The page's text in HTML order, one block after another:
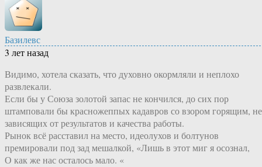
Базилевс
3 лет назад
Видимо, хотела сказать, что духовно окормляли и неплохо
развлекали.
Если бы у Союза золотой запас не кончился, до сих пор
штамповали бы красножеппых кадавров со взором горящим, не
зависящих от результатов и качества работы.
Рынок всё расставил на место, идеолухов и болтунов
премировали под зад мешалкой, «Лишь в этот миг я осознал,
О как же нас осталось мало. «